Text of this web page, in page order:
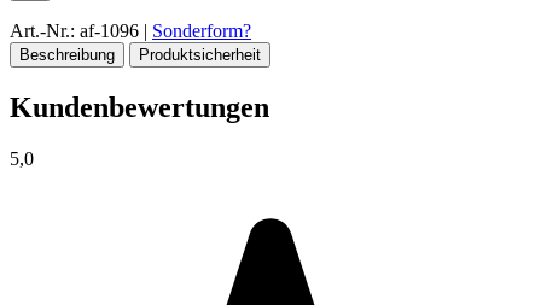
Art.-Nr.: af-1096 | Sonderform?
Beschreibung Produktsicherheit
Kundenbewertungen
5,0